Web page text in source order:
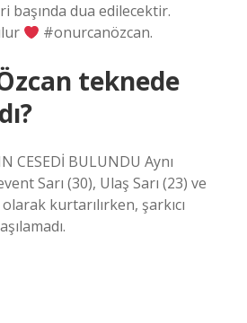
başında dua edilecektir.
#onurcanözcan.
teknede
CESEDİ BULUNDU Aynı
Sarı (30), Ulaş Sarı (23) ve
kurtarılırken, şarkıcı